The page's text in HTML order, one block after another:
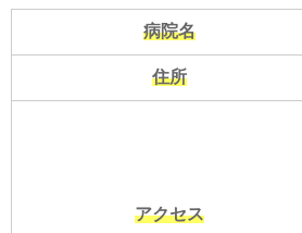
病院名
住所
アクセス